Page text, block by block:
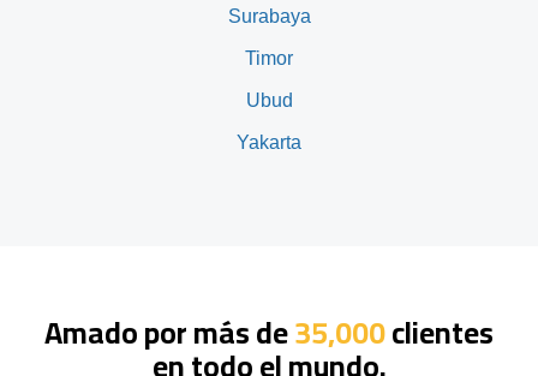
Surabaya
Timor
Ubud
Yakarta
Amado por más de35,000clientes